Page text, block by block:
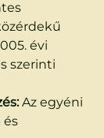
évi
szerinti
Az egyéni
és